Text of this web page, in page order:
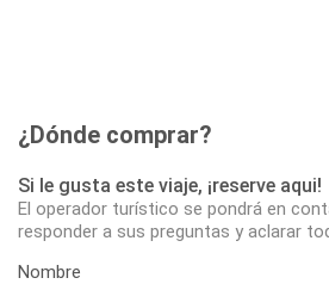
¿Dónde comprar?
Si le gusta este viaje, ¡reserve aqui!
El operador turístico se pondrá en
responder a sus preguntas y aclarar
Nombre